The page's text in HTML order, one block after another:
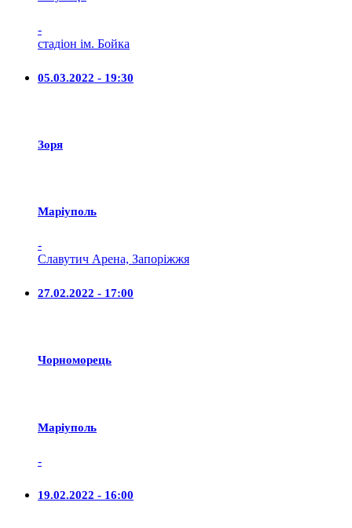
-
стадіон ім. Бойка
05.03.2022 - 19:30
Зоря
Маріуполь
-
Славутич Арена, Запоріжжя
27.02.2022 - 17:00
Чорноморець
Маріуполь
-
19.02.2022 - 16:00